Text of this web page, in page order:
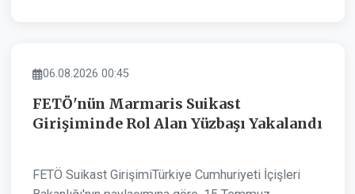
ASAYIŞ
06.08.2026 00:45
FETÖ'nün Marmaris Suikast
Girişiminde Rol Alan Yüzbaşı Yakalandı
FETÖ Suikast GirişimiTürkiye Cumhuriyeti İçişleri